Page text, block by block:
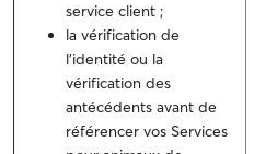
service client ;
la vérification de
l'identité ou la
vérification des
antécédents avant de
référencer vos Services